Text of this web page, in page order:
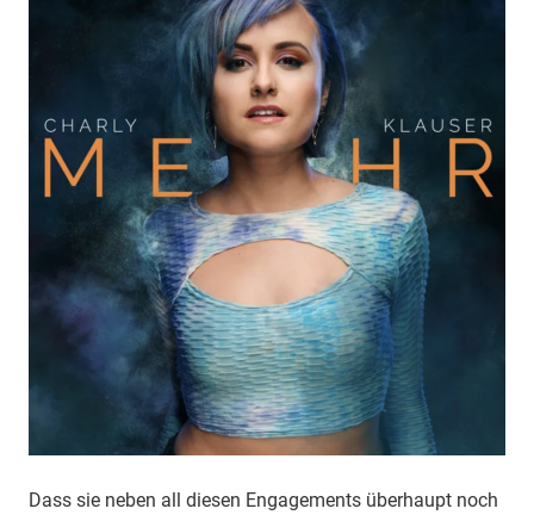
Dass sie neben all diesen Engagements überhaupt noch